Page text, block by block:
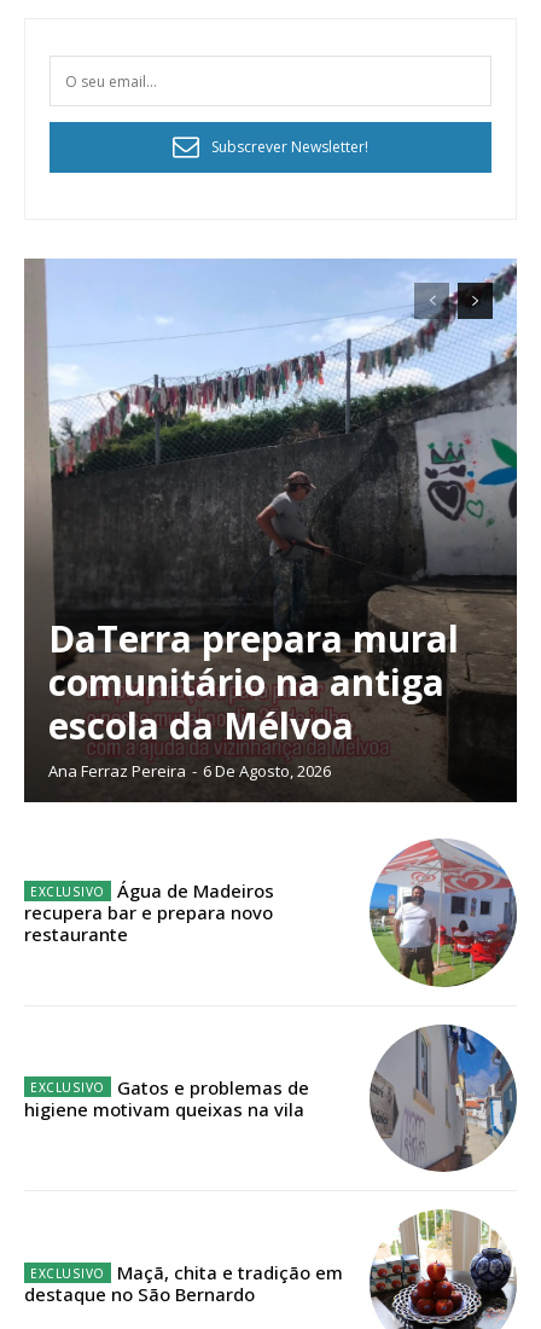
Planos de Assinatura
Faça-se assinante do Região de Cister e ajude-nos a manter este serviço
público!
Sendo assinante terá acesso a todos os conteúdos exclusivos e versões
12 meses
Subscrever Newsletter!
DaTerra prepara mural
comunitário na antiga
escola da Mélvoa
Ana Ferraz Pereira - 6 De Agosto, 2026
Água de Madeiros
recupera bar e prepara novo
restaurante
Gatos e problemas de
higiene motivam queixas na vila
Maçã, chita e tradição em
destaque no São Bernardo